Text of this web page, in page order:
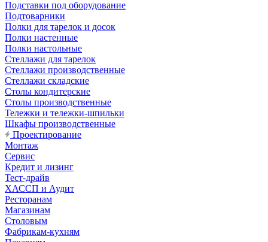
Подставки под оборудование
Подтоварники
Полки для тарелок и досок
Полки настенные
Полки настольные
Стеллажи для тарелок
Стеллажи производственные
Стеллажи складские
Столы кондитерские
Столы производственные
Тележки и тележки-шпильки
Шкафы производственные
Проектирование
Монтаж
Сервис
Кредит и лизинг
Тест-драйв
ХАССП и Аудит
Ресторанам
Магазинам
Столовым
Фабрикам-кухням